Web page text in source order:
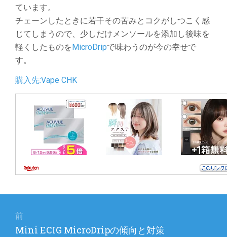
ています。
チェーンしたときに若干その苦みとコクがしつこく感
じてしまうので、少しだけメンソールを添加し後味を
軽くしたものを MicroDripで味わうのが今の幸せで
す。
購入先:Vape CHK
前
前
Mini ECIG MicroDripの傾向と対策